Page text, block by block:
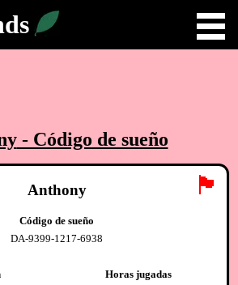
- Código de sueño
🏴
Anthony
Código de sueño
DA-9399-1217-6938
Horas jugadas